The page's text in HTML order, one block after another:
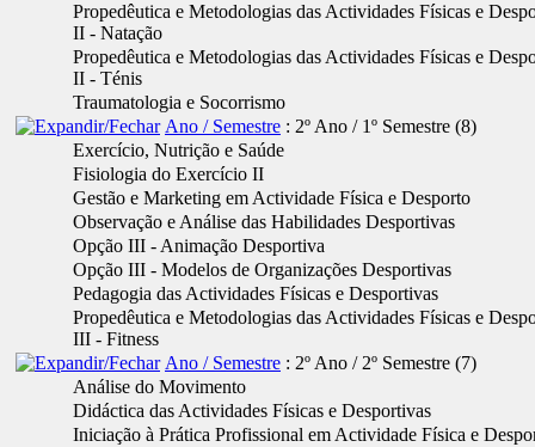
Propedêutica e Metodologias das Actividades Físicas e
II - Natação
Propedêutica e Metodologias das Actividades Físicas e
II - Ténis
Traumatologia e Socorrismo
Ano / Semestre : 2º Ano / 1º Semestre ‎(8)
Exercício, Nutrição e Saúde
Fisiologia do Exercício II
Gestão e Marketing em Actividade Física e Desporto
Observação e Análise das Habilidades Desportivas
Opção III - Animação Desportiva
Opção III - Modelos de Organizações Desportivas
Pedagogia das Actividades Físicas e Desportivas
Propedêutica e Metodologias das Actividades Físicas e
III - Fitness
Ano / Semestre : 2º Ano / 2º Semestre ‎(7)
Análise do Movimento
Didáctica das Actividades Físicas e Desportivas
Iniciação à Prática Profissional em Actividade Física e